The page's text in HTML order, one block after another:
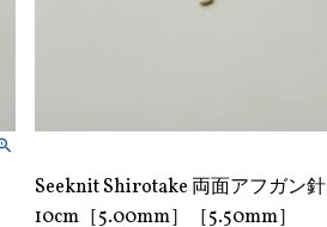
Seeknit Shirotake 両面アフガン針
10cm［5.00mm］［5.50mm］